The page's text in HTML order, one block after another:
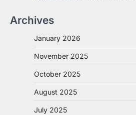
Archives
January 2026
November 2025
October 2025
August 2025
July 2025